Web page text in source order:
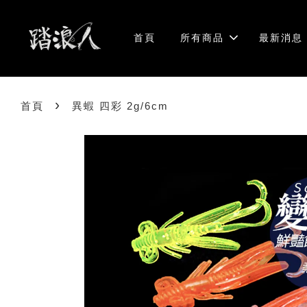
首頁 所有商品 最新消息
首頁 › 異蝦 四彩 2g/6cm